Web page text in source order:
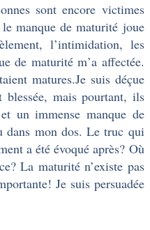
sont encore victimes
manque de maturité joue
l’intimidation, les
de maturité m’a affectée.
matures.Je suis déçue
blessée, mais pourtant, ils
un immense manque de
dans mon dos. Le truc qui
a été évoqué après? Où
La maturité n’existe pas
Je suis persuadée